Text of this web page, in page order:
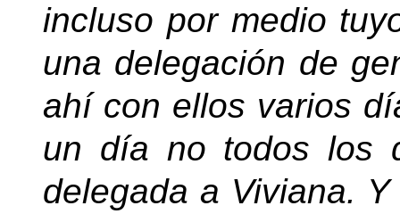
incluso por medio
una delegación de
ahí con ellos varios
un día no todos los
delegada a Viviana.